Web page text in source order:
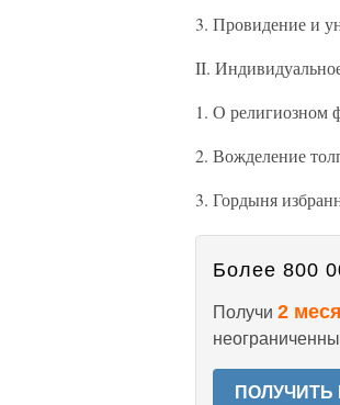
3. Провидение и
II.
1. О религиозном
2. Вожделение
3. Гордыня
Более 800
Получи 2
ПОЛУЧИТЬ